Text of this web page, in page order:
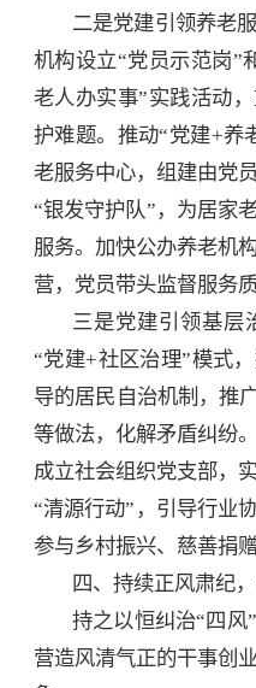
二是党建引领养老
机构设立“党员示范岗”
老人办实事”实践活动
护难题。推动“党建+养
老服务中心，组建由党
“银发守护队”，为居家
服务。加快公办养老机
营，党员带头监督服务质
三是党建引领基层
“党建+社区治理”模式
导的居民自治机制，推
等做法，化解矛盾纠纷
成立社会组织党支部，
“清源行动”，引导行业
参与乡村振兴、慈善捐
四、持续正风肃纪
持之以恒纠治“四风
营造风清气正的干事创